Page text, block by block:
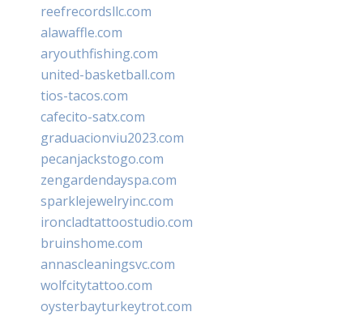
reefrecordsllc.com
alawaffle.com
aryouthfishing.com
united-basketball.com
tios-tacos.com
cafecito-satx.com
graduacionviu2023.com
pecanjackstogo.com
zengardendayspa.com
sparklejewelryinc.com
ironcladtattoostudio.com
bruinshome.com
annascleaningsvc.com
wolfcitytattoo.com
oysterbayturkeytrot.com